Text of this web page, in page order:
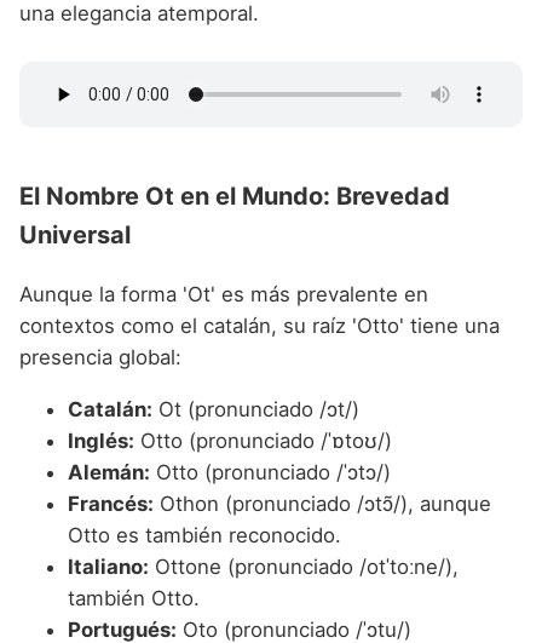
una elegancia atemporal.
El Nombre Ot en el Mundo: Brevedad
Universal
Aunque la forma 'Ot' es más prevalente en
contextos como el catalán, su raíz 'Otto' tiene una
presencia global:
Catalán: Ot (pronunciado /ɔt/)
Inglés: Otto (pronunciado /ˈɒtoʊ/)
Alemán: Otto (pronunciado /ˈɔtɔ/)
Francés: Othon (pronunciado /ɔtɔ̃/), aunque
Otto es también reconocido.
Italiano: Ottone (pronunciado /otˈtoːne/),
también Otto.
Portugués: Oto (pronunciado /ˈɔtu/)